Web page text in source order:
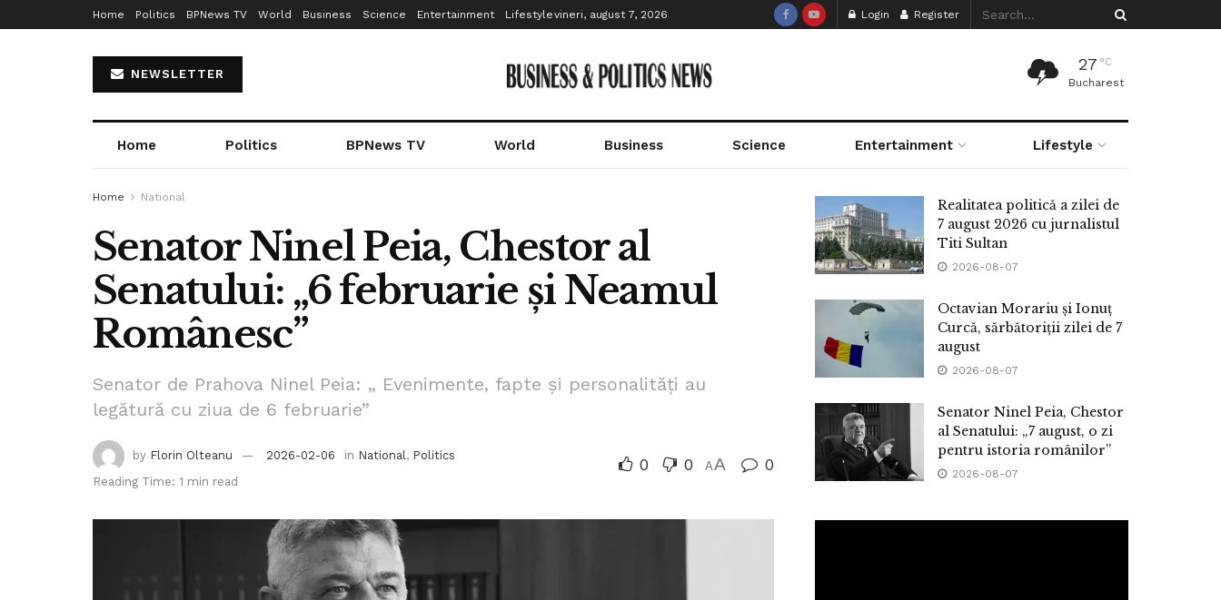
Home Politics BPNews TV World Business Science Entertainment Lifestylevineri, august 7, 2026 Login Register
NEWSLETTER
27 °C
Bucharest
Home Politics BPNews TV World Business Science Entertainment Lifestyle
Home National
Senator Ninel Peia, Chestor al
Senatului: „6 februarie și Neamul
Românesc”
Senator de Prahova Ninel Peia: „ Evenimente, fapte și personalități au
legătură cu ziua de 6 februarie”
by Florin Olteanu 2026-02-06 in National , Politics
Reading Time: 1 min read
0 0 AA 0
Realitatea politică a zilei de
7 august 2026 cu jurnalistul
Titi Sultan
2026-08-07
Octavian Morariu și Ionuț
Curcă, sărbătoriții zilei de 7
august
2026-08-07
Senator Ninel Peia, Chestor
al Senatului: „7 august, o zi
pentru istoria românilor”
2026-08-07